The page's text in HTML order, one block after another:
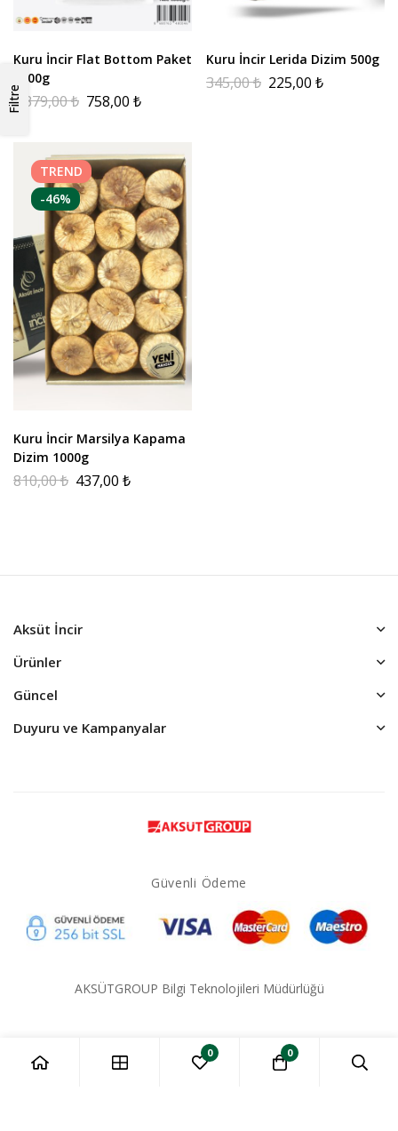
Filtre
Kuru İncir Flat Bottom Paket
1000g
1.379,00₺ 758,00 ₺
Kuru İncir Lerida Dizim 500g
345,00₺ 225,00 ₺
TREND
-46%
Kuru İncir Marsilya Kapama
Dizim 1000g
810,00₺ 437,00 ₺
Aksüt İncir
Ürünler
Güncel
Duyuru ve Kampanyalar
Güvenli Ödeme
AKSÜTGROUP Bilgi Teknolojileri Müdürlüğü
0 0